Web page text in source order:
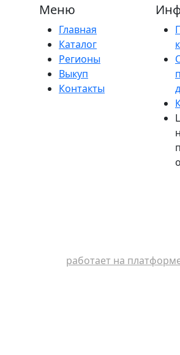
Меню
Главная
Каталог
Регионы
Выкуп
Контакты
работает на